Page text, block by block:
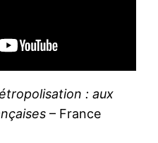
: aux
– France